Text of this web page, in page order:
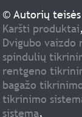
© Autorių teisės
Karšti produktai,
Dvigubo
spindulių
rentgeno
bagažo
tikrinimo
sistema,